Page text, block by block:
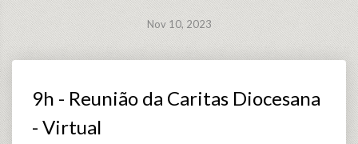
Nov 10, 2023
9h - Reunião da Caritas Diocesana
- Virtual